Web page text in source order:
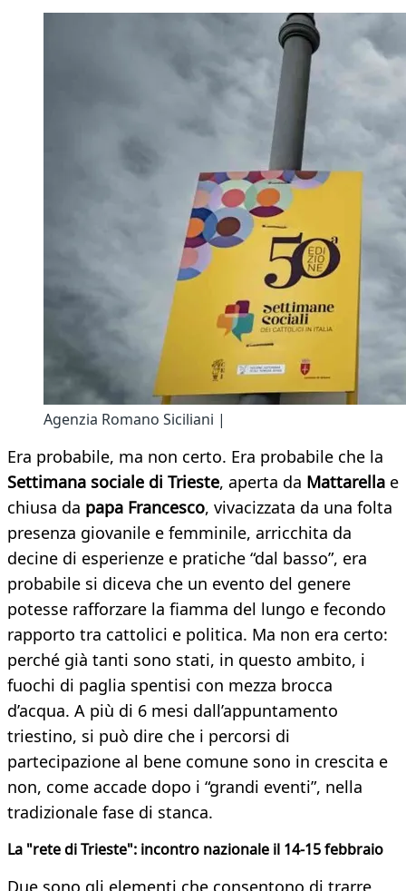
Agenzia Romano Siciliani |
Era probabile, ma non certo. Era probabile che la
Settimana sociale di Trieste, aperta da Mattarella e
chiusa da papa Francesco, vivacizzata da una folta
presenza giovanile e femminile, arricchita da
decine di esperienze e pratiche “dal basso”, era
probabile si diceva che un evento del genere
potesse rafforzare la fiamma del lungo e fecondo
rapporto tra cattolici e politica. Ma non era certo:
perché già tanti sono stati, in questo ambito, i
fuochi di paglia spentisi con mezza brocca
d’acqua. A più di 6 mesi dall’appuntamento
triestino, si può dire che i percorsi di
partecipazione al bene comune sono in crescita e
non, come accade dopo i “grandi eventi”, nella
tradizionale fase di stanca.
La "rete di Trieste": incontro nazionale il 14-15 febbraio
Due sono gli elementi che consentono di trarre